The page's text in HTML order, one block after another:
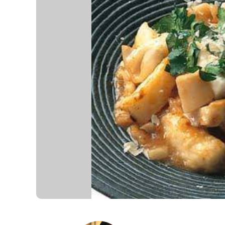
K
エ
デ
ュ
ケ
ー
シ
ョ
ナ
ル
「
み
ん
な
の
き
ょ
う
の